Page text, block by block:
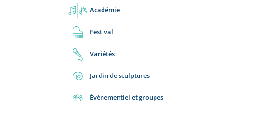
Académie
Festival
Variétés
Jardin de sculptures
Événementiel et groupes